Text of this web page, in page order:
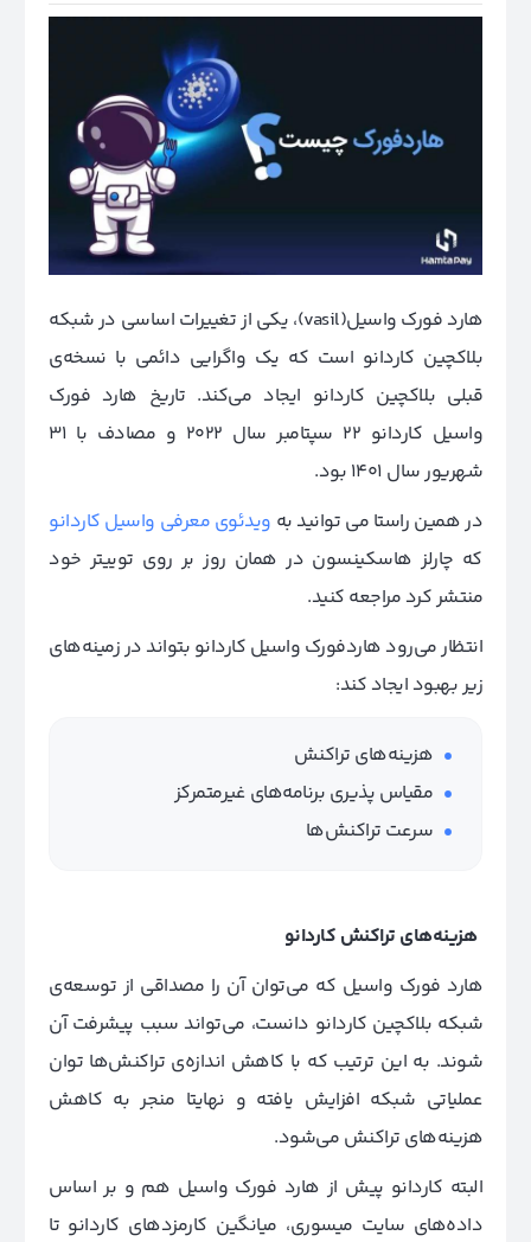
هارد فورک واسیل(vasil)، یکی از تغییرات اساسی در شبکه
بلاکچین کاردانو است که یک واگرایی دائمی با نسخه‌ی
قبلی بلاکچین کاردانو ایجاد می‌کند. تاریخ هارد فورک
واسیل کاردانو 22 سپتامبر سال 2022 و مصادف با 31
شهریور سال 1401 بود.
در همین راستا می ‌توانید به ویدئوی معرفی واسیل کاردانو
که چارلز هاسکینسون در همان روز بر روی توییتر خود
منتشر کرد مراجعه کنید.
انتظار می‌رود هاردفورک واسیل کاردانو بتواند در زمینه‌های
زیر بهبود ایجاد کند:
هزینه‌های تراکنش
مقیاس پذیری برنامه‌های غیرمتمرکز
سرعت تراکنش‌ها
هزینه‌های تراکنش کاردانو
هارد فورک واسیل که می‌توان آن را مصداقی از توسعه‌ی
شبکه بلاکچین کاردانو دانست، می‌تواند سبب پیشرفت آن
شوند. به این ترتیب که با کاهش اندازه‌ی تراکنش‌ها توان
عملیاتی شبکه افزایش یافته و نهایتا منجر به کاهش
هزینه‌های تراکنش می‌شود.
البته کاردانو پیش از هارد فورک واسیل هم و بر اساس
داده‌های سایت میسوری، میانگین کارمزدهای کاردانو تا